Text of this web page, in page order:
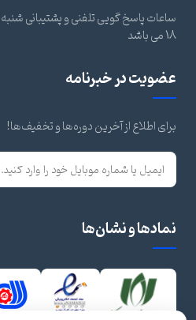
18 می باشد
عضویت در خبرنامه
برای اطلاع از آخرین دوره‌ها و تخفیف‌ها!
نمادها و نشان‌ها